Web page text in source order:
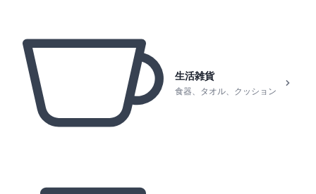
生活雑貨
食器、タオル、クッション